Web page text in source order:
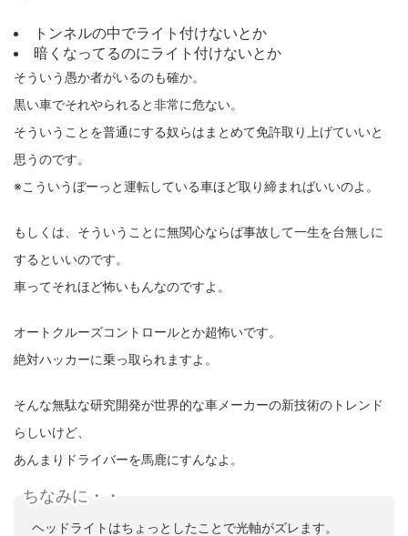
トンネルの中でライト付けないとか
暗くなってるのにライト付けないとか
そういう愚か者がいるのも確か。
黒い車でそれやられると非常に危ない。
そういうことを普通にする奴らはまとめて免許取り上げていいと
思うのです。
※こういうぼーっと運転している車ほど取り締まればいいのよ。
もしくは、そういうことに無関心ならば事故して一生を台無しに
するといいのです。
車ってそれほど怖いもんなのですよ。
オートクルーズコントロールとか超怖いです。
絶対ハッカーに乗っ取られますよ。
そんな無駄な研究開発が世界的な車メーカーの新技術のトレンド
らしいけど、
あんまりドライバーを馬鹿にすんなよ。
ちなみに・・
ヘッドライトはちょっとしたことで光軸がズレます。